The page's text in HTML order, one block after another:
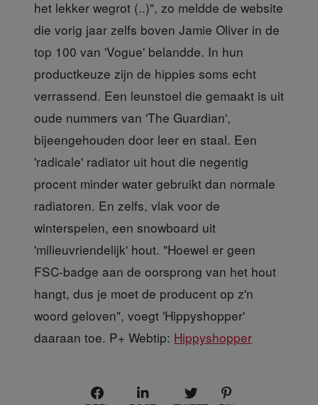
het lekker wegrot (..)", zo meldde de website
die vorig jaar zelfs boven Jamie Oliver in de
top 100 van 'Vogue' belandde. In hun
productkeuze zijn de hippies soms echt
verrassend. Een leunstoel die gemaakt is uit
oude nummers van 'The Guardian',
bijeengehouden door leer en staal. Een
'radicale' radiator uit hout die negentig
procent minder water gebruikt dan normale
radiatoren. En zelfs, vlak voor de
winterspelen, een snowboard uit
'milieuvriendelijk' hout. "Hoewel er geen
FSC-badge aan de oorsprong van het hout
hangt, dus je moet de producent op z'n
woord geloven", voegt 'Hippyshopper'
daaraan toe. P+ Webtip: Hippyshopper